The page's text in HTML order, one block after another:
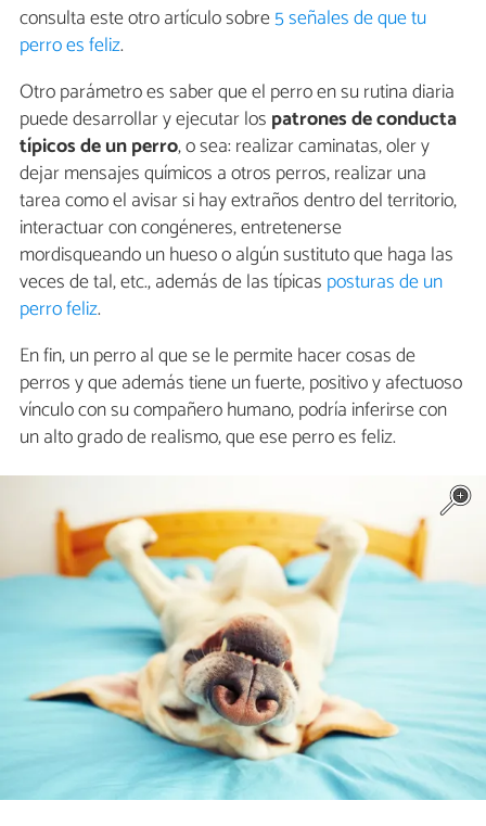
consulta este otro artículo sobre5 señales de que tu
perro es feliz.
Otro parámetro es saber que el perro en su rutina diaria
puede desarrollar y ejecutar los patrones de conducta
típicos de un perro, o sea: realizar caminatas, oler y
dejar mensajes químicos a otros perros, realizar una
tarea como el avisar si hay extraños dentro del territorio,
interactuar con congéneres, entretenerse
mordisqueando un hueso o algún sustituto que haga las
veces de tal, etc., además de las típicas posturas de un
perro feliz.
En fin, un perro al que se le permite hacer cosas de
perros y que además tiene un fuerte, positivo y afectuoso
vínculo con su compañero humano, podría inferirse con
un alto grado de realismo, que ese perro es feliz.